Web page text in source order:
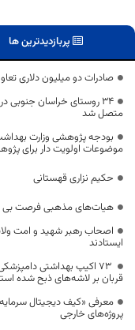
پربازدیدترین ها
صادرات دو میلیون دلاری
۳۴ روستای خراسان
متصل شد
بودجه‌ پژوهشی وزارت
موضوعات اولویت دار برای
حکیم نزاری قهستانی
هیات‌های مذهبی فرصت بی
اصحاب رهبر شهید و امت
ایستادند
قربان بر لاشه‌های ذبح شده
پروژه‌های خارجی